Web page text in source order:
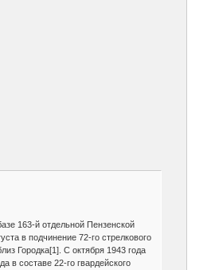
163-й отдельной Пензенской
в подчинение 72-го стрелкового
Городка[1]. С октября 1943 года
в составе 22-го гвардейского